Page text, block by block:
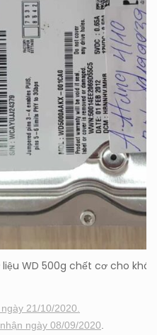
WD 500g chết cơ cho
21/10/2020.
ngày 08/09/2020